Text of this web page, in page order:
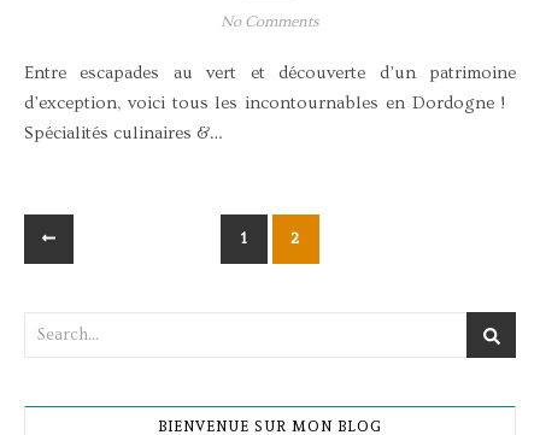
No Comments
Entre escapades au vert et découverte d’un patrimoine
d’exception, voici tous les incontournables en Dordogne !
Spécialités culinaires &…
1 2
BIENVENUE SUR MON BLOG